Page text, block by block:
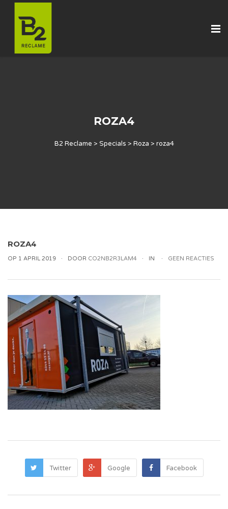
ROZA4
B2 Reclame > Specials > Roza > roza4
ROZA4
OP 1 APRIL 2019 DOOR CO2NB2R3LAM4 IN GEEN REACTIES
Twitter Google Facebook